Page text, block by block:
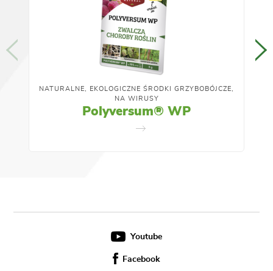
NATURALNE, EKOLOGICZNE ŚRODKI GRZYBOBÓJCZE,
NA WIRUSY
Polyversum® WP
Youtube
Facebook